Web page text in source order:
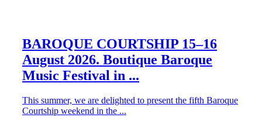
BAROQUE COURTSHIP 15–16
August 2026. Boutique Baroque
Music Festival in ...
This summer, we are delighted to present the fifth Baroque
Courtship weekend in the ...